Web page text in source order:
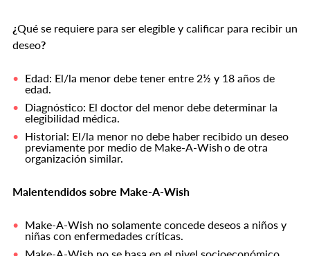
¿Qué se requiere para ser elegible y calificar para recibir un
deseo?
Edad: El/la menor debe tener entre 2½ y 18 años de
edad.
Diagnóstico: El doctor del menor debe determinar la
elegibilidad médica.
Historial: El/la menor no debe haber recibido un deseo
previamente por medio de Make-A-Wish o de otra
organización similar.
Malentendidos sobre Make-A-Wish
Make-A-Wish no solamente concede deseos a niños y
niñas con enfermedades críticas.